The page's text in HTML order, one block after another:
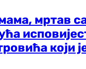
мртав
који